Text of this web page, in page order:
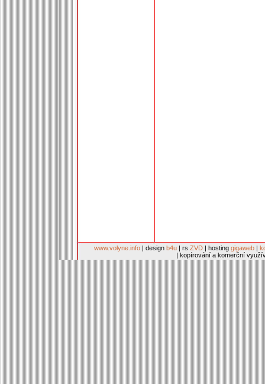
www.volyne.info | design b4u | rs ZVD | hosting gigaweb |
| kopírování a komerční